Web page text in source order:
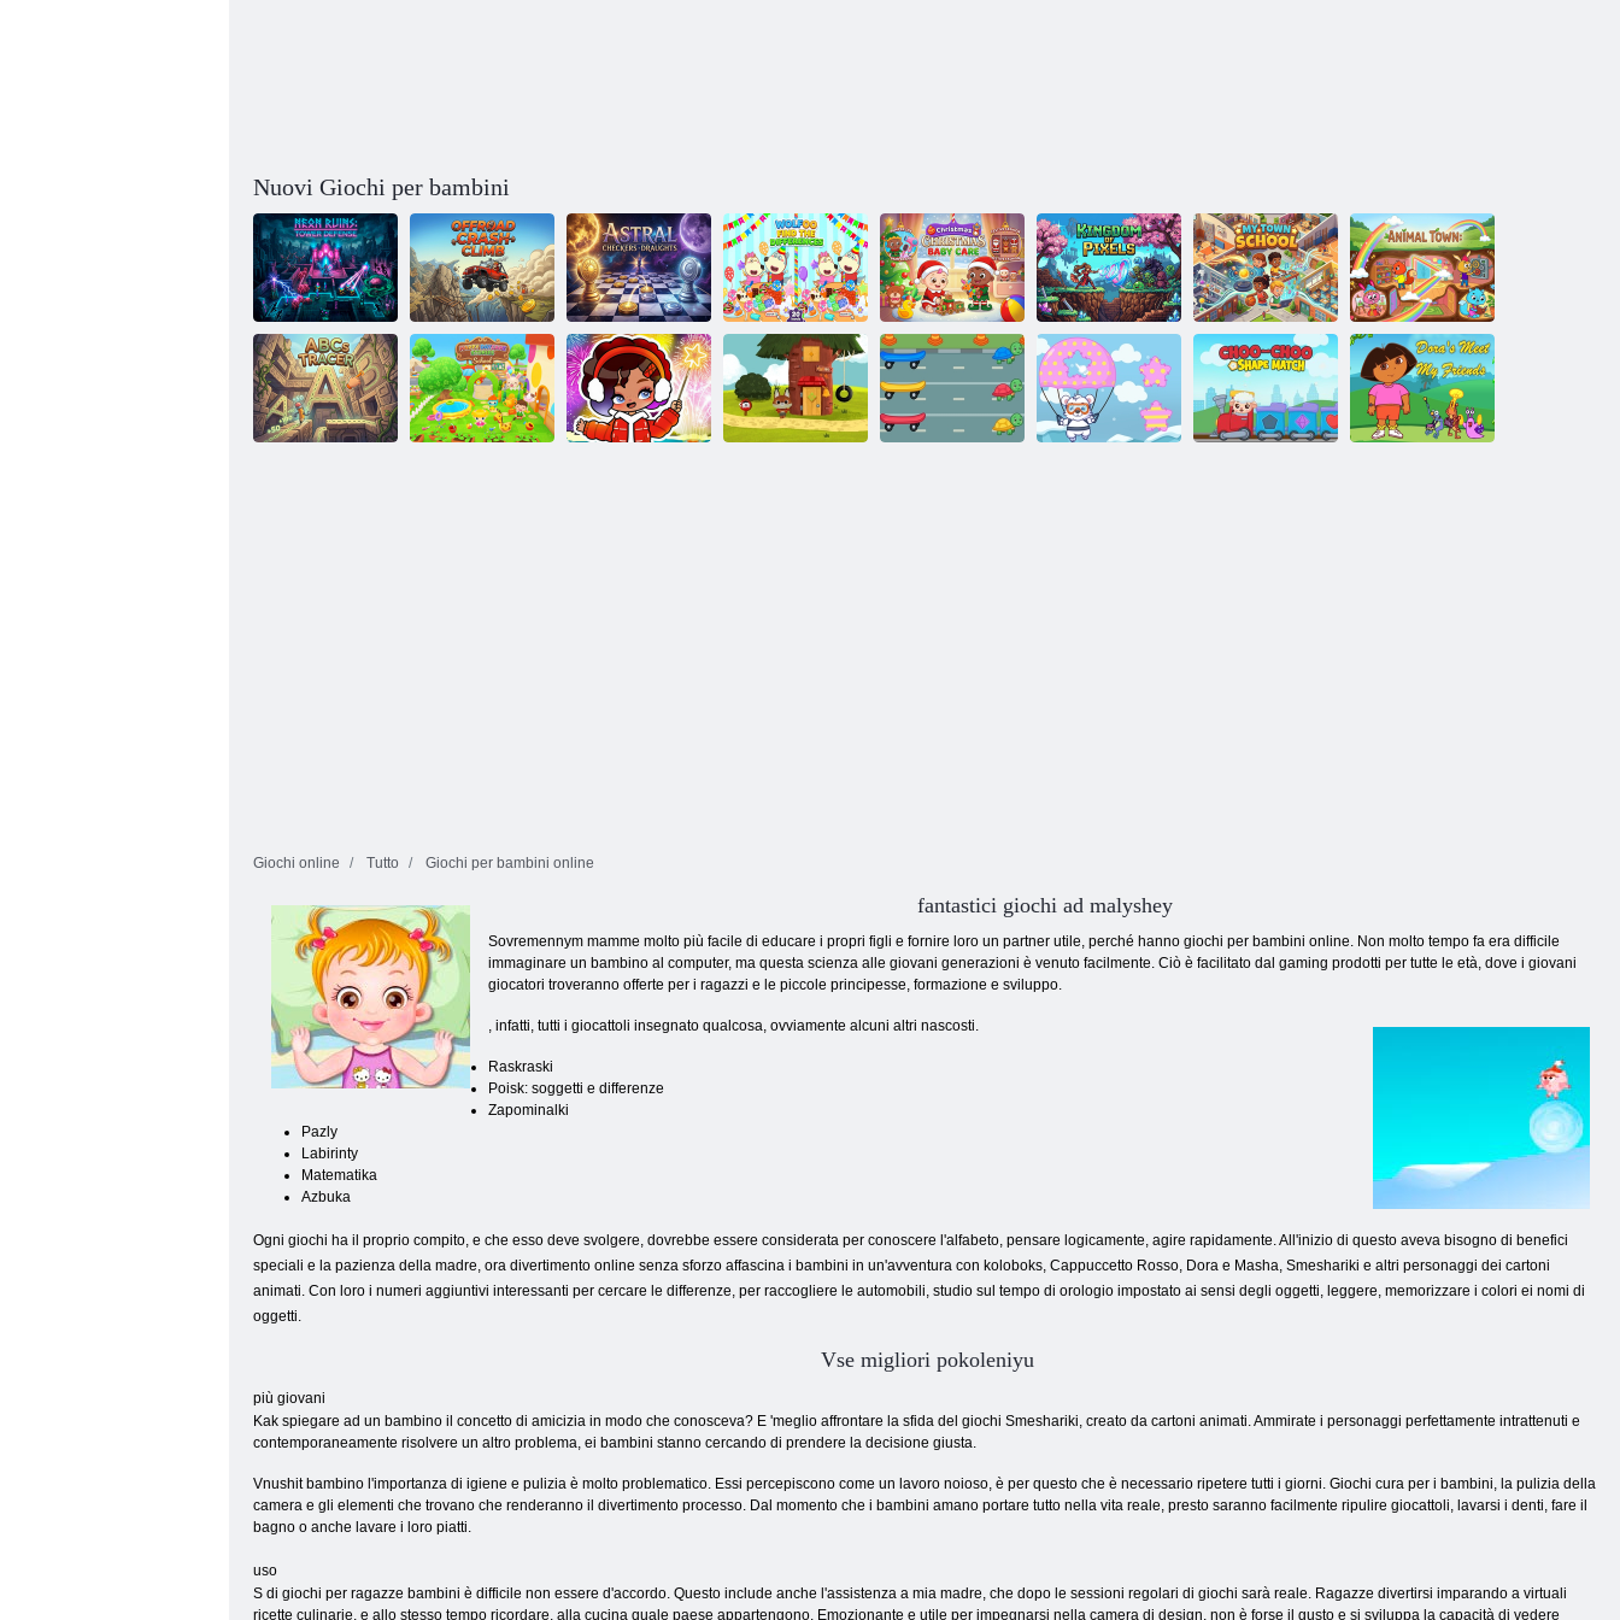
Nuovi Giochi per bambini
Rovine al neon:
Difesa della
torre
Salita in caso di
incidente
fuoristrada
Dama astrale
Wolfoo Trova la
differenza
bambino di
Natale
Regno dei pixel
La scuola della
mia città
Città degli
animali
Giochi online Tutto Giochi per bambini online
fantastici giochi ad malyshey
Sovremennym mamme molto più facile di educare i propri figli e fornire loro un partner utile, perché hanno giochi per bambini online. Non molto tempo fa era difficile
immaginare un bambino al computer, ma questa scienza alle giovani generazioni è venuto facilmente. Ciò è facilitato dal gaming prodotti per tutte le età, dove i giovani
giocatori troveranno offerte per i ragazzi e le piccole principesse, formazione e sviluppo.
, infatti, tutti i giocattoli insegnato qualcosa, ovviamente alcuni altri nascosti.
Raskraski
Poisk: soggetti e differenze
Zapominalki
Pazly
Labirinty
Matematika
Azbuka
Ogni giochi ha il proprio compito, e che esso deve svolgere, dovrebbe essere considerata per conoscere l'alfabeto, pensare logicamente, agire rapidamente. All'inizio di questo aveva bisogno di benefici
speciali e la pazienza della madre, ora divertimento online senza sforzo affascina i bambini in un'avventura con koloboks, Cappuccetto Rosso, Dora e Masha, Smeshariki e altri personaggi dei cartoni
animati. Con loro i numeri aggiuntivi interessanti per cercare le differenze, per raccogliere le automobili, studio sul tempo di orologio impostato ai sensi degli oggetti, leggere, memorizzare i colori ei nomi di
oggetti.
Vse migliori pokoleniyu
più giovani
Kak spiegare ad un bambino il concetto di amicizia in modo che conosceva? E 'meglio affrontare la sfida del giochi Smeshariki, creato da cartoni animati. Ammirate i personaggi perfettamente intrattenuti e
contemporaneamente risolvere un altro problema, ei bambini stanno cercando di prendere la decisione giusta.
Vnushit bambino l'importanza di igiene e pulizia è molto problematico. Essi percepiscono come un lavoro noioso, è per questo che è necessario ripetere tutti i giorni. Giochi cura per i bambini, la pulizia della
camera e gli elementi che trovano che renderanno il divertimento processo. Dal momento che i bambini amano portare tutto nella vita reale, presto saranno facilmente ripulire giocattoli, lavarsi i denti, fare il
bagno o anche lavare i loro piatti.
uso
S di giochi per ragazze bambini è difficile non essere d'accordo. Questo include anche l'assistenza a mia madre, che dopo le sessioni regolari di giochi sarà reale. Ragazze divertirsi imparando a virtuali
ricette culinarie, e allo stesso tempo ricordare, alla cucina quale paese appartengono. Emozionante e utile per impegnarsi nella camera di design, non è forse il gusto e si sviluppa la capacità di vedere